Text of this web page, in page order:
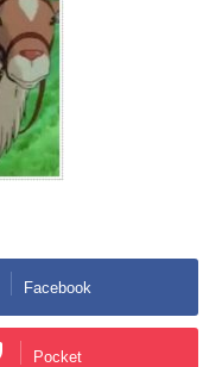
Facebook
Pocket